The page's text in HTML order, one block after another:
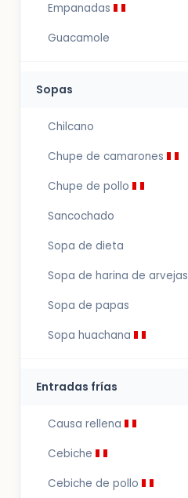
Empanadas
Guacamole
Sopas
Chilcano
Chupe de camarones
Chupe de pollo
Sancochado
Sopa de dieta
Sopa de harina de arvejas
Sopa de papas
Sopa huachana
Entradas frías
Causa rellena
Cebiche
Cebiche de pollo